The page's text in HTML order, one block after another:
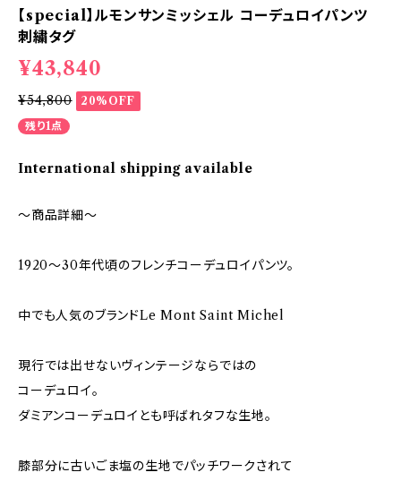
【special】ルモンサンミッシェル コーデュロイパンツ
刺繍タグ
¥43,840
¥54,800
20%OFF
残り1点
International shipping available
～商品詳細～
1920～30年代頃のフレンチコーデュロイパンツ。
中でも人気のブランドLe Mont Saint Michel
現行では出せないヴィンテージならではの
コーデュロイ。
ダミアンコーデュロイとも呼ばれタフな生地。
膝部分に古いごま塩の生地でパッチワークされて